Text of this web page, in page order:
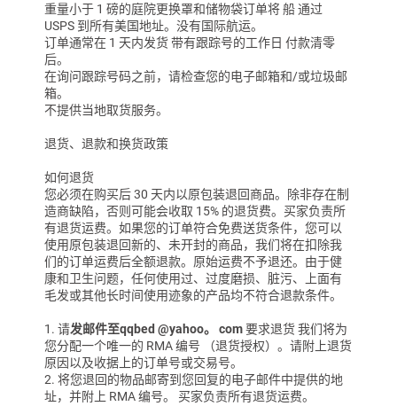
重量小于 1 磅的庭院更换罩和储物袋订单将船通过
USPS 到所有美国地址。没有国际航运。
订单通常在 1 天内发货带有跟踪号的工作日 付款清零
后。
在询问跟踪号码之前，请检查您的电子邮箱和/或垃圾邮
箱。
不提供当地取货服务。
退货、退款和换货政策
如何退货
您必须在购买后 30 天内以原包装退回商品。 除非存在制
造商缺陷，否则 可能会收取 15% 的退货费。 买家负责所
有退货运费。 如果您的订单符合免费送货条件，您可以
使用原包装退回新的、未开封的商品，我们将在扣除我
们的订单运费后全额退款。原始运费不予退还。由于健
康和卫生问题，任何使用过、过度磨损、脏污、上面有
毛发或其他长时间使用迹象的产品均不符合退款条件。
1. 请发邮件至qqbed @yahoo。 com要求退货我们将为
您分配一个唯一的 RMA 编号
（退货授权）。请附上退货
原因以及收据上的订单号或交易号。
2. 将您退回的物品邮寄到您回复的电子邮件中提供的地
址，并附上 RMA 编号。
买家负责所有退货运费。